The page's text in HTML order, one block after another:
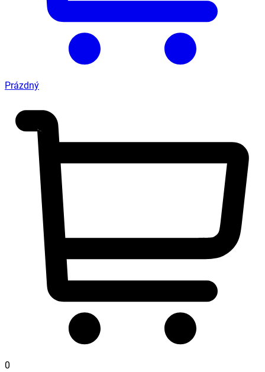
Prázdný
0